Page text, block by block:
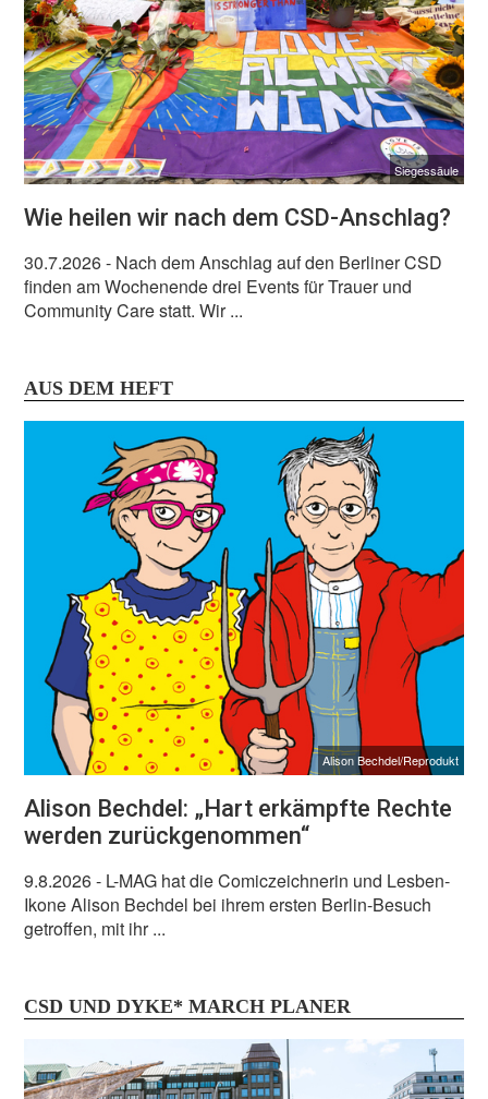
Siegessäule
Wie heilen wir nach dem CSD-Anschlag?
30.7.2026- Nach dem Anschlag auf den Berliner CSD
finden am Wochenende drei Events für Trauer und
Community Care statt. Wir ...
AUS DEM HEFT
Alison Bechdel/Reprodukt
Alison Bechdel: „Hart erkämpfte Rechte
werden zurückgenommen“
9.8.2026- L-MAG hat die Comiczeichnerin und Lesben-
Ikone Alison Bechdel bei ihrem ersten Berlin-Besuch
getroffen, mit ihr ...
CSD UND DYKE* MARCH PLANER